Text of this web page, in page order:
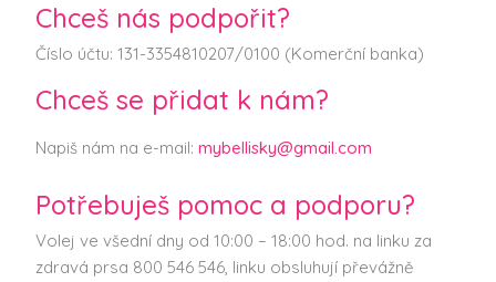
Chceš nás podpořit?
Číslo účtu: 131-3354810207/0100 (Komerční banka)
Chceš se přidat k nám?
Napiš nám na e-mail: mybellisky@gmail.com
Potřebuješ pomoc a podporu?
Volej ve všední dny od 10:00 – 18:00 hod. na linku za
zdravá prsa 800 546 546, linku obsluhují převážně